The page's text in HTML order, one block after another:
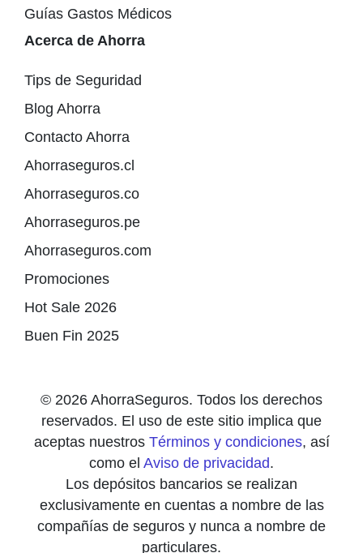
Guías Gastos Médicos
Acerca de Ahorra
Tips de Seguridad
Blog Ahorra
Contacto Ahorra
Ahorraseguros.cl
Ahorraseguros.co
Ahorraseguros.pe
Ahorraseguros.com
Promociones
Hot Sale 2026
Buen Fin 2025
© 2026 AhorraSeguros. Todos los derechos
reservados. El uso de este sitio implica que
aceptas nuestros Términos y condiciones, así
como el Aviso de privacidad.
Los depósitos bancarios se realizan
exclusivamente en cuentas a nombre de las
compañías de seguros y nunca a nombre de
particulares.